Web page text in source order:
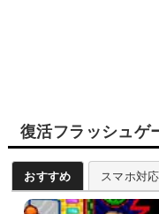
復活フラッシュゲ
おすすめ スマホ対応